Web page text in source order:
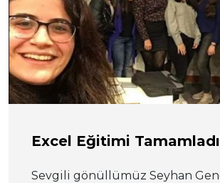
Excel Eğitimi
Sevgili gönüllümüz Seyhan